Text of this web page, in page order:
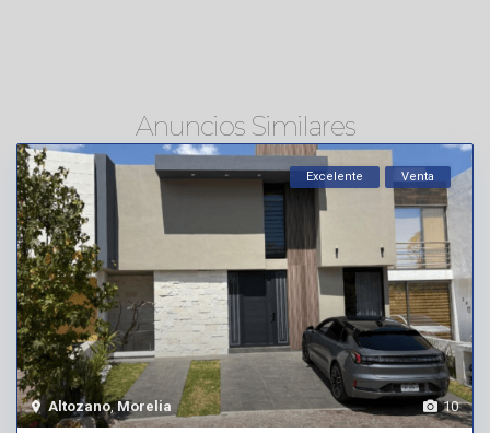
Anuncios Similares
10
Altozano,Morelia
Excelente Venta